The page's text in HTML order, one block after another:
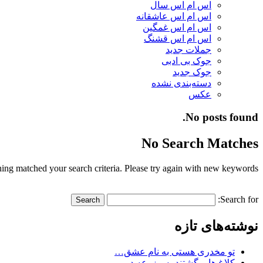
اس ام اس سال
اس ام اس عاشقانه
اس ام اس غمگین
اس ام اس قشنگ
جملات جدید
جوک بی ادبی
جوک جدید
دسته‌بندی نشده
عکس
No posts found.
No Search Matches
matched your search criteria. Please try again with new keywords.
Search for:
نوشته‌های تازه
تو مخدری هستی به نام عشق…